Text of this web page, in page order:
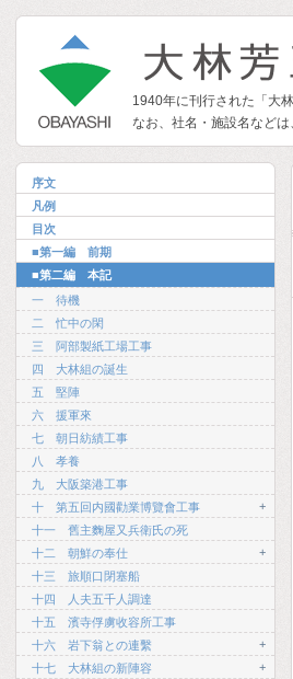
1940年に刊行された「大
なお、社名・施設名など
序文
凡例
目次
■第一編 前期
■第二編 本記
一 待機
二 忙中の閑
三 阿部製紙工場工事
四 大林組の誕生
五 堅陣
六 援軍來
七 朝日紡績工事
八 孝養
九 大阪築港工事
十 第五回内國勸業博覽會工事
+
十一 舊主麴屋又兵衛氏の死
十二 朝鮮の奉仕
+
十三 旅順口閉塞船
十四 人夫五千人調達
十五 濱寺俘虜收容所工事
十六 岩下翁との連繫
+
十七 大林組の新陣容
+